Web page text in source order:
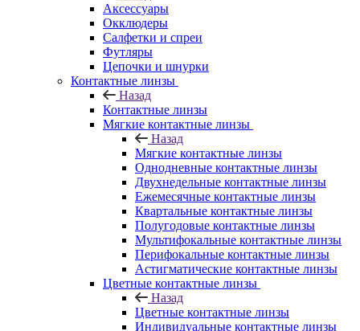
Аксессуары
Окклюдеры
Салфетки и спреи
Футляры
Цепочки и шнурки
Контактные линзы
Назад
Контактные линзы
Мягкие контактные линзы
Назад
Мягкие контактные линзы
Однодневные контактные линзы
Двухнедельные контактные линзы
Ежемесячные контактные линзы
Квартальные контактные линзы
Полугодовые контактные линзы
Мультифокальные контактные линзы
Перифокальные контактные линзы
Астигматические контактные линзы
Цветные контактные линзы
Назад
Цветные контактные линзы
Индивидуальные контактные линзы